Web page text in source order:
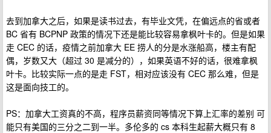
去到加拿大之后，如果是读书过去，有毕业文凭，在偏远点的省或者
BC 省有 BCPNP 政策的情况下还是能比较容易拿枫叶卡的。但是如果
走 CEC 的话，疫情之前加拿大 EE 捞人的分是水涨船高，楼主有配
偶，岁数又大（超过 30 是减分的），如果英语不好的话，很难拿枫
叶卡。比较实际一点的是走 FST，相对应该没有 CEC 那么难，但是
这是面向技工的。
PS：加拿大工资真的不高，程序员薪资同等情况下算上汇率的差别 可
能只有美国的三分之二到一半。多伦多的 cs 本科生起薪大概只有 8